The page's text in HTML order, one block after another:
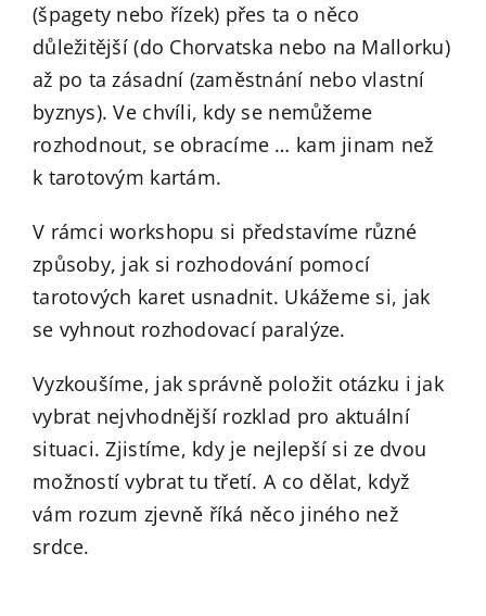
(špagety nebo řízek) přes ta o něco
důležitější (do Chorvatska nebo na Mallorku)
až po ta zásadní (zaměstnání nebo vlastní
byznys). Ve chvíli, kdy se nemůžeme
rozhodnout, se obracíme … kam jinam než
k tarotovým kartám.
V rámci workshopu si představíme různé
způsoby, jak si rozhodování pomocí
tarotových karet usnadnit. Ukážeme si, jak
se vyhnout rozhodovací paralýze.
Vyzkoušíme, jak správně položit otázku i jak
vybrat nejvhodnější rozklad pro aktuální
situaci. Zjistíme, kdy je nejlepší si ze dvou
možností vybrat tu třetí. A co dělat, když
vám rozum zjevně říká něco jiného než
srdce.